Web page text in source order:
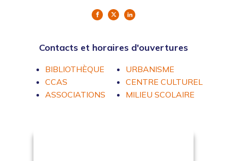
Contacts et horaires d'ouvertures
BIBLIOTHÈQUE
CCAS
ASSOCIATIONS
URBANISME
CENTRE CULTUREL
MILIEU SCOLAIRE